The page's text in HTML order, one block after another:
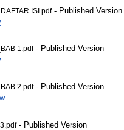
ISI.pdf- Published Version
1.pdf- Published Version
2.pdf- Published Version
- Published Version